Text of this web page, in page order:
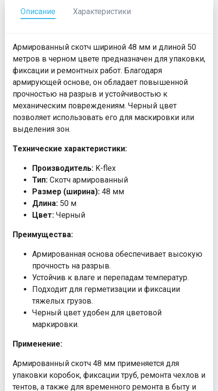
Описание Характеристики
Армированный скотч шириной 48 мм и длиной 50
метров в черном цвете предназначен для упаковки,
фиксации и ремонтных работ. Благодаря
армирующей основе, он обладает повышенной
прочностью на разрыв и устойчивостью к
механическим повреждениям. Черный цвет
позволяет использовать его для маскировки или
выделения зон.
Технические характеристики:
Производитель: K-flex
Тип: Скотч армированный
Размер (ширина): 48 мм
Длина: 50 м
Цвет: Черный
Преимущества:
Армированная основа обеспечивает высокую
прочность на разрыв.
Устойчив к влаге и перепадам температур.
Подходит для герметизации и фиксации
тяжелых грузов.
Черный цвет удобен для цветовой
маркировки.
Применение:
Армированный скотч 48 мм применяется для
упаковки коробок, фиксации труб, ремонта чехлов и
тентов, а также для временного ремонта в быту и